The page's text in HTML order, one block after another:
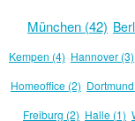
München (42)
Kempen (4) Hannover (3)
Homeoffice (2)
Freiburg (2) Halle (1)